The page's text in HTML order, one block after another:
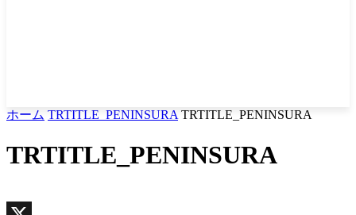
ホーム TRTITLE_PENINSURA TRTITLE_PENINSURA
TRTITLE_PENINSURA